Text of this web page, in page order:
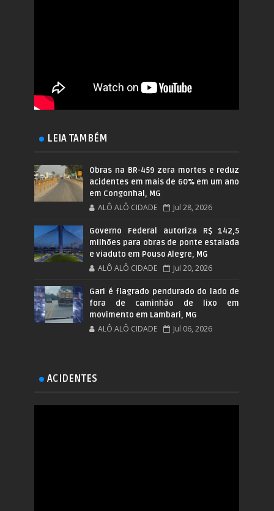
LEIA TAMBÉM
Obras na BR-459 zera mortes e reduz
acidentes em mais de 60% em um ano
em Congonhal, MG
ALÔ ALÔ CIDADE Jul 28, 2026
Governo Federal autoriza R$ 142,5
milhões para obras de ponte estaiada
e viaduto em Pouso Alegre, MG
ALÔ ALÔ CIDADE Jul 20, 2026
Gari é flagrado pendurado do lado de
fora de caminhão de lixo em
movimento em Lambari, MG
ALÔ ALÔ CIDADE Jul 06, 2026
ACIDENTES